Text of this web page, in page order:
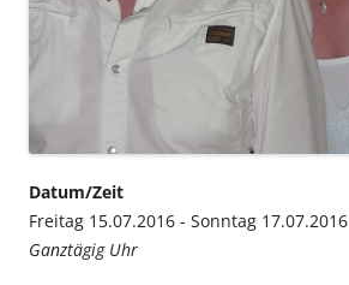
Datum/Zeit
Freitag 15.07.2016 - Sonntag 17.07.2016
Ganztägig Uhr